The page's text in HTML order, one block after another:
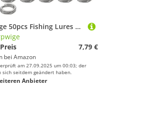
Lerpwige 50pcs Fishing Lures Stecker Rundkreis Split Ringe Aus Edelstahl Tackle Fischerei Ringe Aus
7,79 €
bei Amazon
am 27.09.2025 um 00:03; der
sich seitdem geändert haben.
Anbieter